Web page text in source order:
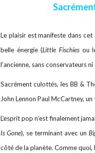
Le plaisir est manifeste dans
belle énergie (Little Fischies ou
l’ancienne, sans conservateurs
Sacrément culottés, les BB &
John Lennon Paul McCartney,
L’esprit pop n’est finalement
Is Gone), se terminant avec un
côté de la planète. Comme quoi,